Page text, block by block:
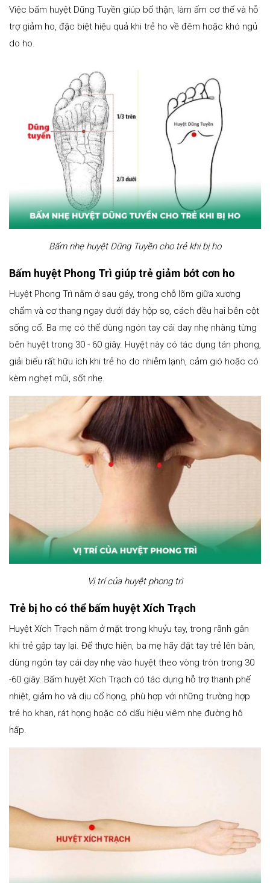
Việc bấm huyệt Dũng Tuyền giúp bổ thận, làm ấm cơ thể và hỗ
trợ giảm ho, đặc biệt hiệu quả khi trẻ ho về đêm hoặc khó ngủ
do ho.
Bấm nhẹ huyệt Dũng Tuyền cho trẻ khi bị ho
Bấm huyệt Phong Trì giúp trẻ giảm bớt cơn ho
Huyệt Phong Trì nằm ở sau gáy, trong chỗ lõm giữa xương
chẩm và cơ thang ngay dưới đáy hộp sọ, cách đều hai bên cột
sống cổ. Ba mẹ có thể dùng ngón tay cái day nhẹ nhàng từng
bên huyệt trong 30 - 60 giây. Huyệt này có tác dụng tán phong,
giải biểu rất hữu ích khi trẻ ho do nhiễm lạnh, cảm gió hoặc có
kèm nghẹt mũi, sốt nhẹ.
Vị trí của huyệt phong trì
Trẻ bị ho có thể bấm huyệt Xích Trạch
Huyệt Xích Trạch nằm ở mặt trong khuỷu tay, trong rãnh gân
khi trẻ gập tay lại. Để thực hiện, ba mẹ hãy đặt tay trẻ lên bàn,
dùng ngón tay cái day nhẹ vào huyệt theo vòng tròn trong 30
-60 giây. Bấm huyệt Xích Trạch có tác dụng hỗ trợ thanh phế
nhiệt, giảm ho và dịu cổ họng, phù hợp với những trường hợp
trẻ ho khan, rát họng hoặc có dấu hiệu viêm nhẹ đường hô
hấp.